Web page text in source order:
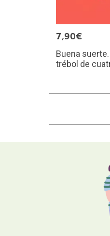
7,90€
Buena
trébol de